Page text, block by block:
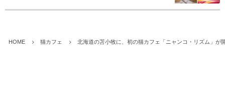
HOME 猫カフェ 北海道の苫小牧に、初の猫カフェ「ニャンコ・リズム」が